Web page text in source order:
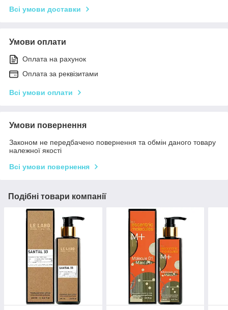
Всі умови доставки
Умови оплати
Оплата на рахунок
Оплата за реквізитами
Всі умови оплати
Умови повернення
Законом не передбачено повернення та обмін даного товару
належної якості
Всі умови повернення
Подібні товари компанії